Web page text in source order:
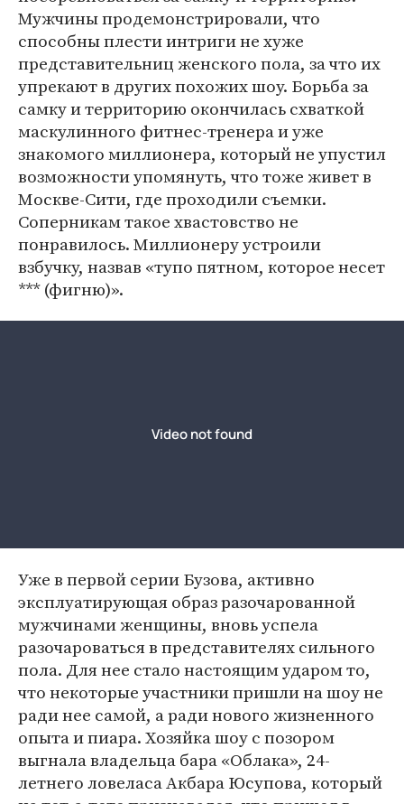
Мужчины продемонстрировали, что
способны плести интриги не хуже
представительниц женского пола, за что их
упрекают в других похожих шоу. Борьба за
самку и территорию окончилась схваткой
маскулинного фитнес-тренера и уже
знакомого миллионера, который не упустил
возможности упомянуть, что тоже живет в
Москве-Сити, где проходили съемки.
Соперникам такое хвастовство не
понравилось. Миллионеру устроили
взбучку, назвав «тупо пятном, которое несет
*** (фигню)».
Уже в первой серии Бузова, активно
эксплуатирующая образ разочарованной
мужчинами женщины, вновь успела
разочароваться в представителях сильного
пола. Для нее стало настоящим ударом то,
что некоторые участники пришли на шоу не
ради нее самой, а ради нового жизненного
опыта и пиара. Хозяйка шоу с позором
выгнала владельца бара «Облака», 24-
летнего ловеласа Акбара Юсупова, который